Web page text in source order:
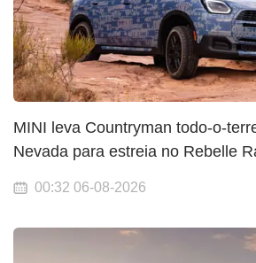
MINI leva Countryman todo-o-
Nevada para estreia no Rebelle
00:32 06-08-2026